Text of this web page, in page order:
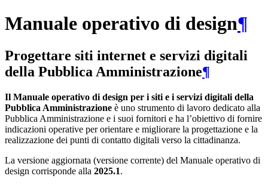
Manuale operativo di design¶
Progettare siti internet e servizi digitali
della Pubblica Amministrazione¶
Il Manuale operativo di design per i siti e i servizi digitali della
Pubblica Amministrazione è uno strumento di lavoro dedicato alla
Pubblica Amministrazione e i suoi fornitori e ha l’obiettivo di fornire
indicazioni operative per orientare e migliorare la progettazione e la
realizzazione dei punti di contatto digitali verso la cittadinanza.
La versione aggiornata (versione corrente) del Manuale operativo di
design corrisponde alla 2025.1.